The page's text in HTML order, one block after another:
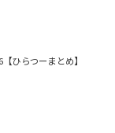
ひらつーまとめ】